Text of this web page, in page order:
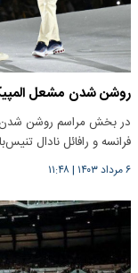
روشن شدن مشعل
در بخش مراسم روشن شدن
فرانسه و رافائل نادال
۶ مرداد ۱۴۰۳ |۱۱:۴۸